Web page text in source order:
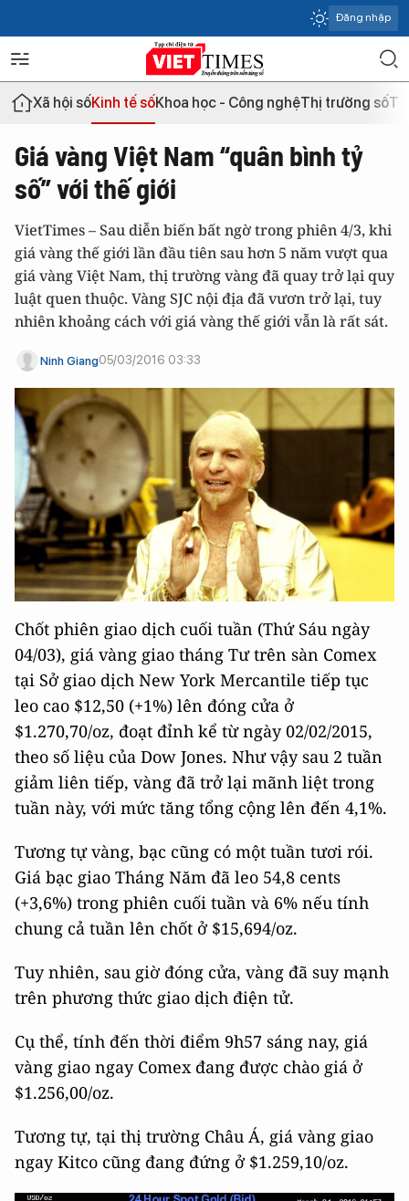
Đăng nhập
Xã hội sốKinh tế sốKhoa học - Công nghệThị trường số
Giá vàng Việt Nam “quân bình tỷ
số” với thế giới
VietTimes – Sau diễn biến bất ngờ trong phiên 4/3, khi
giá vàng thế giới lần đầu tiên sau hơn 5 năm vượt qua
giá vàng Việt Nam, thị trường vàng đã quay trở lại quy
luật quen thuộc. Vàng SJC nội địa đã vươn trở lại, tuy
nhiên khoảng cách với giá vàng thế giới vẫn là rất sát.
Ninh Giang05/03/2016 03:33
Chốt phiên giao dịch cuối tuần (Thứ Sáu ngày
04/03), giá vàng giao tháng Tư trên sàn Comex
tại Sở giao dịch New York Mercantile tiếp tục
leo cao $12,50 (+1%) lên đóng cửa ở
$1.270,70/oz, đoạt đỉnh kể từ ngày 02/02/2015,
theo số liệu của Dow Jones. Như vậy sau 2 tuần
giảm liên tiếp, vàng đã trở lại mãnh liệt trong
tuần này, với mức tăng tổng cộng lên đến 4,1%.
Tương tự vàng, bạc cũng có một tuần tươi rói.
Giá bạc giao Tháng Năm đã leo 54,8 cents
(+3,6%) trong phiên cuối tuần và 6% nếu tính
chung cả tuần lên chốt ở $15,694/oz.
Tuy nhiên, sau giờ đóng cửa, vàng đã suy mạnh
trên phương thức giao dịch điện tử.
Cụ thể, tính đến thời điểm 9h57 sáng nay, giá
vàng giao ngay Comex đang được chào giá ở
$1.256,00/oz.
Tương tự, tại thị trường Châu Á, giá vàng giao
ngay Kitco cũng đang đứng ở $1.259,10/oz.